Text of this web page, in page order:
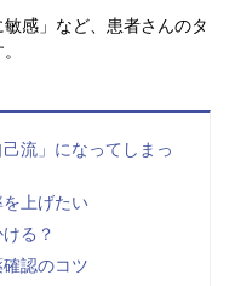
感」など、患者さんのタ
流」になってしまっ
上げたい
る？
認のコツ